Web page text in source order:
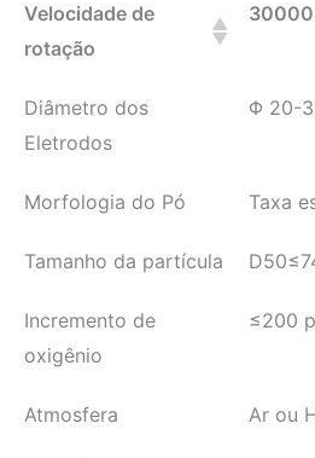
Velocidade de
rotação
Diâmetro dos
Eletrodos
Φ 20-
Morfologia do Pó Taxa
Tamanho da partícula
Incremento de
oxigênio
≤200
Atmosfera Ar ou